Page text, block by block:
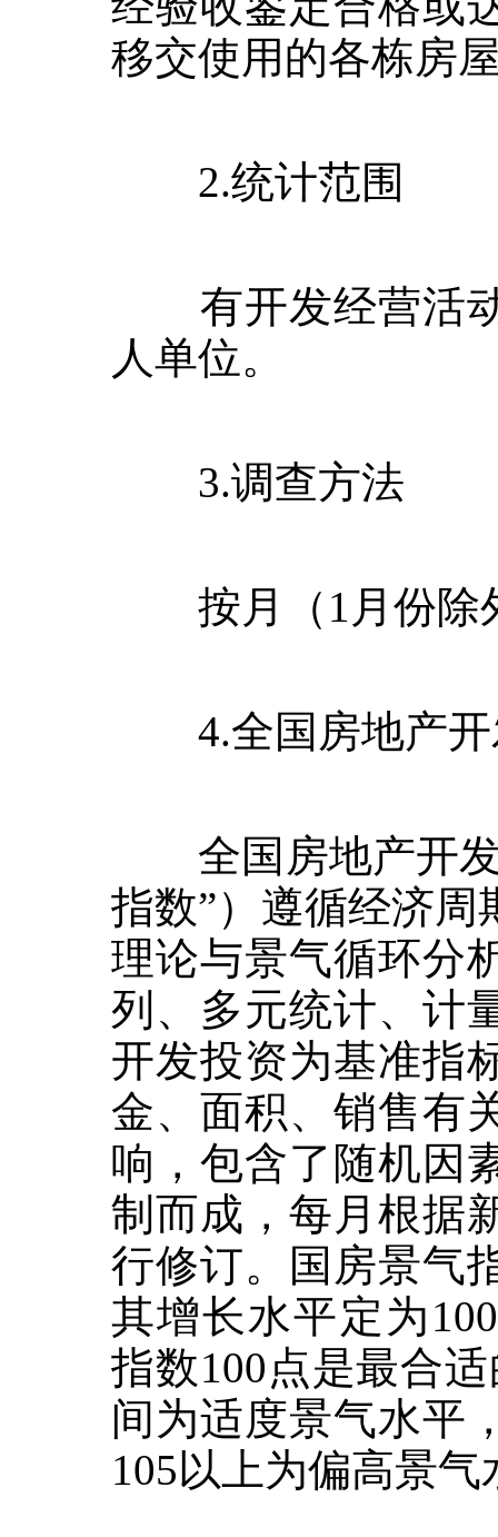
移交使用的各栋房
2.统计范围
有开发经营活动
人单位。
3.调查方法
按月（ 1 月份除
4.全国房地产
全国房地产开发
指数”）遵循经济
理论与景气循环分
列、多元统计、计
开发投资为基准指
金、面积、销售有
响，包含了随机因
制而成，每月根据
行修订。国房景气
其增长水平定为100
指数100点是最合
间为适度景气水平
105以上为偏高景气